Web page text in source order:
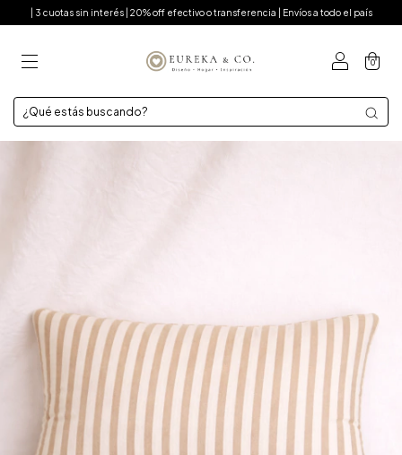
| 3 cuotas sin interés | 20% off efectivo o transferencia | Envíos a todo el país
0